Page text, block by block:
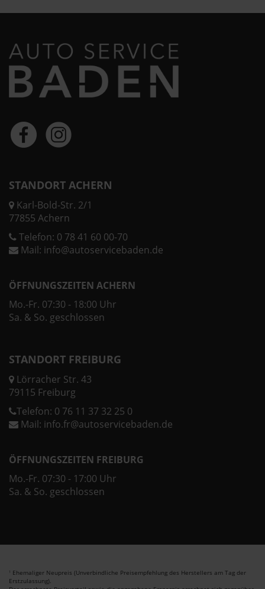
STANDORT ACHERN
Karl-Bold-Str. 2/1
77855 Achern
Telefon: 0 78 41 60 00-70
Mail: info@autoservicebaden.de
ÖFFNUNGSZEITEN ACHERN
Mo.-Fr. 07:30 - 18:00 Uhr
Sa. & So. geschlossen
STANDORT FREIBURG
Lörracher Str. 43
79115 Freiburg
Telefon: 0 76 11 37 32 25 0
Mail: info.fr@autoservicebaden.de
ÖFFNUNGSZEITEN FREIBURG
Mo.-Fr. 07:30 - 17:00 Uhr
Sa. & So. geschlossen
1 Ehemaliger Neupreis (Unverbindliche Preisempfehlung des Herstellers am Tag der
Erstzulassung).